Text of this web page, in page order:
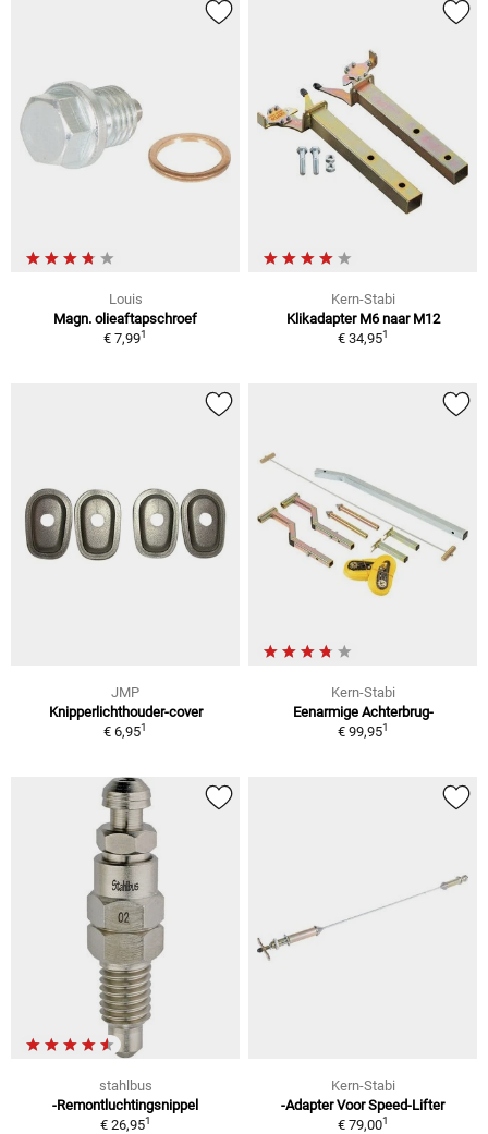
Louis
Magn. olieaftapschroef
€ 7,991
Kern-Stabi
Klikadapter M6 naar M12
€ 34,951
JMP
Knipperlichthouder-cover
€ 6,951
Kern-Stabi
Eenarmige Achterbrug-
€ 99,951
stahlbus
-Remontluchtingsnippel
€ 26,951
Kern-Stabi
-Adapter Voor Speed-Lifter
€ 79,001